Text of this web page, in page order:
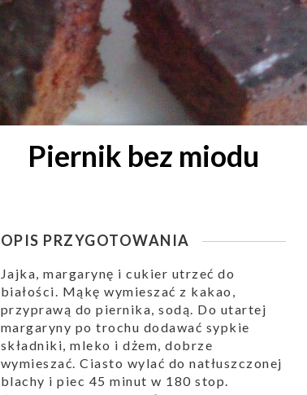
Piernik bez miodu
OPIS PRZYGOTOWANIA
Jajka, margarynę i cukier utrzeć do
białości. Mąkę wymieszać z kakao,
przyprawą do piernika, sodą. Do utartej
margaryny po trochu dodawać sypkie
składniki, mleko i dżem, dobrze
wymieszać. Ciasto wylać do natłuszczonej
blachy i piec 45 minut w 180 stop.